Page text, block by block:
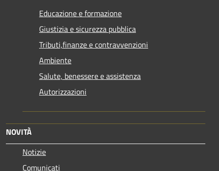
Educazione e formazione
Giustizia e sicurezza pubblica
Tributi,finanze e contravvenzioni
Ambiente
Salute, benessere e assistenza
Autorizzazioni
NOVITÀ
Notizie
Comunicati